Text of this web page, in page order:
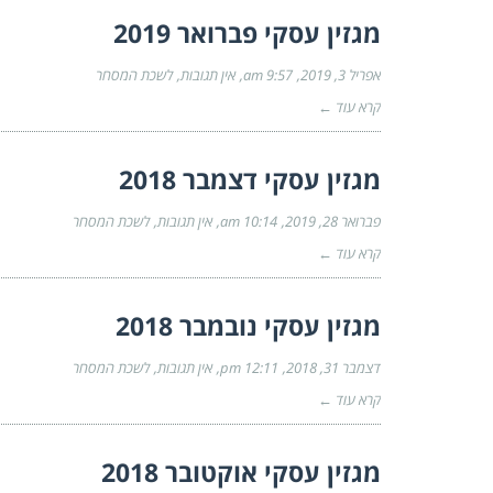
מגזין עסקי פברואר 2019
אפריל 3, 2019 9:57 am אין תגובות לשכת המסחר
קרא עוד ←
מגזין עסקי דצמבר 2018
פברואר 28, 2019 10:14 am אין תגובות לשכת המסחר
קרא עוד ←
מגזין עסקי נובמבר 2018
דצמבר 31, 2018 12:11 pm אין תגובות לשכת המסחר
קרא עוד ←
מגזין עסקי אוקטובר 2018